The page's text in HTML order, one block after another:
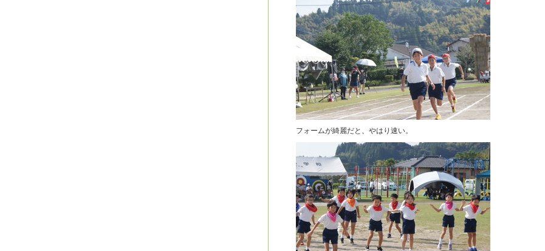
フォームが綺麗だと、やはり速い。